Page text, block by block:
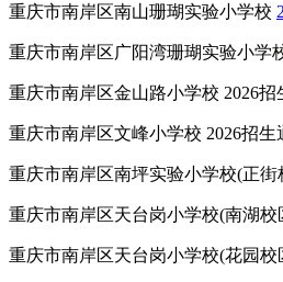
重庆市南岸区南山珊瑚实验小学校
重庆市南岸区广阳湾珊瑚实验小学
重庆市南岸区金山路小学校 2026招
重庆市南岸区文峰小学校 2026招生
重庆市南岸区南坪实验小学校(正街
重庆市南岸区天台岗小学校(南湖校
重庆市南岸区天台岗小学校(花园校